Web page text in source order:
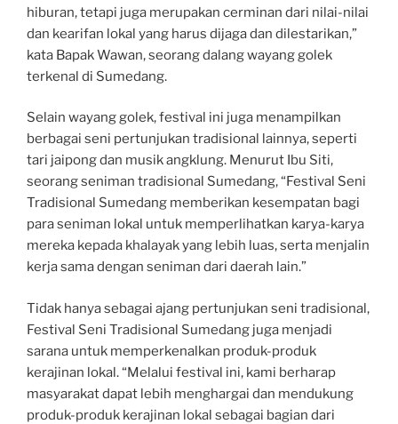
hiburan, tetapi juga merupakan cerminan dari nilai-nilai
dan kearifan lokal yang harus dijaga dan dilestarikan,”
kata Bapak Wawan, seorang dalang wayang golek
terkenal di Sumedang.
Selain wayang golek, festival ini juga menampilkan
berbagai seni pertunjukan tradisional lainnya, seperti
tari jaipong dan musik angklung. Menurut Ibu Siti,
seorang seniman tradisional Sumedang, “Festival Seni
Tradisional Sumedang memberikan kesempatan bagi
para seniman lokal untuk memperlihatkan karya-karya
mereka kepada khalayak yang lebih luas, serta menjalin
kerja sama dengan seniman dari daerah lain.”
Tidak hanya sebagai ajang pertunjukan seni tradisional,
Festival Seni Tradisional Sumedang juga menjadi
sarana untuk memperkenalkan produk-produk
kerajinan lokal. “Melalui festival ini, kami berharap
masyarakat dapat lebih menghargai dan mendukung
produk-produk kerajinan lokal sebagai bagian dari